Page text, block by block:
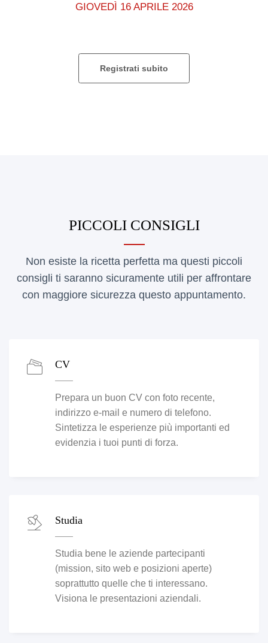
GIOVEDÌ 16 APRILE 2026
Registrati subito
PICCOLI CONSIGLI
Non esiste la ricetta perfetta ma questi piccoli
consigli ti saranno sicuramente utili per affrontare
con maggiore sicurezza questo appuntamento.
CV
Prepara un buon CV con foto recente,
indirizzo e-mail e numero di telefono.
Sintetizza le esperienze più importanti ed
evidenzia i tuoi punti di forza.
Studia
Studia bene le aziende partecipanti
(mission, sito web e posizioni aperte)
soprattutto quelle che ti interessano.
Visiona le presentazioni aziendali.